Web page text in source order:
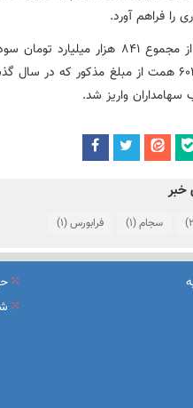
محصول جدید و منحصربفرد بانک ملی
را فراهم آورد.
مطابق آمارها؛ از مجموع
1400، بالغ بر 603 همت از مبلغ مذکور
واریز شد.
سجام(1) فرابورس(1)